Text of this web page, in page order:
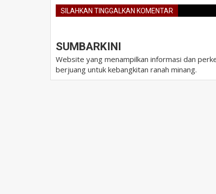
SILAHKAN TINGGALKAN KOMENTAR
SUMBARKINI
Website yang menampilkan informasi dan
berjuang untuk kebangkitan ranah minang.